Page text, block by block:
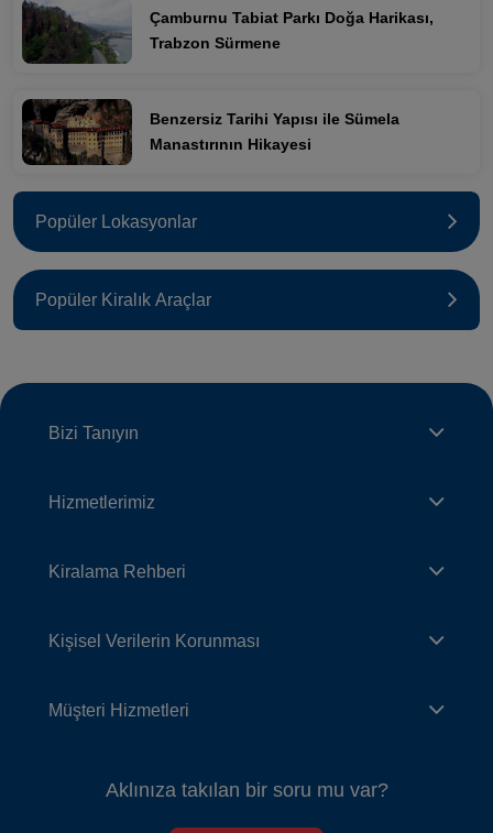
Çamburnu Tabiat Parkı Doğa Harikası,
Trabzon Sürmene
Benzersiz Tarihi Yapısı ile Sümela
Manastırının Hikayesi
Popüler Lokasyonlar
Popüler Kiralık Araçlar
Bizi Tanıyın
Hizmetlerimiz
Kiralama Rehberi
Kişisel Verilerin Korunması
Müşteri Hizmetleri
Aklınıza takılan bir soru mu var?